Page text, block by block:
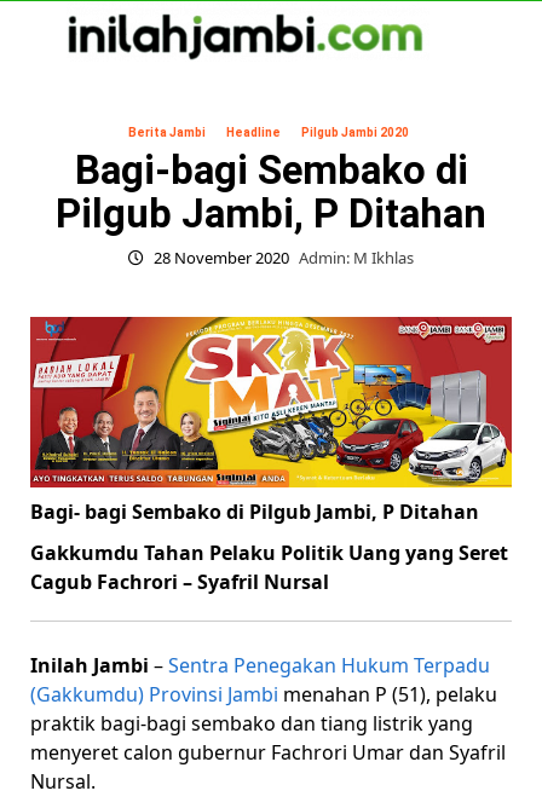
Berita Jambi Headline Pilgub Jambi 2020
Bagi-bagi Sembako di
Pilgub Jambi, P Ditahan
28 November 2020 Admin: M Ikhlas
Bagi- bagi Sembako di Pilgub Jambi, P Ditahan
Gakkumdu Tahan Pelaku Politik Uang yang Seret
Cagub Fachrori – Syafril Nursal
Inilah Jambi –Sentra Penegakan Hukum Terpadu
(Gakkumdu) Provinsi Jambi menahan P (51), pelaku
praktik bagi-bagi sembako dan tiang listrik yang
menyeret calon gubernur Fachrori Umar dan Syafril
Nursal.